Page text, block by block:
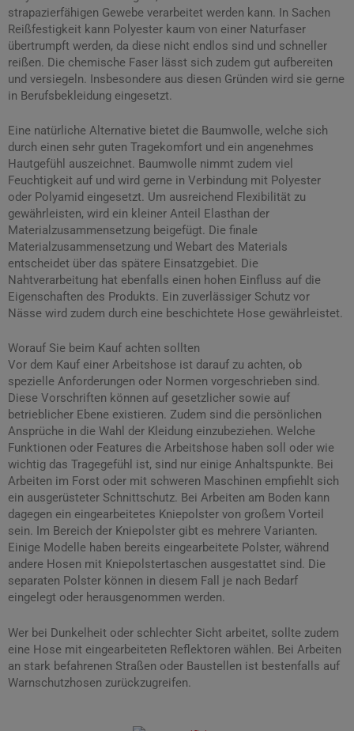
strapazierfähigen Gewebe verarbeitet werden kann. In Sachen
Reißfestigkeit kann Polyester kaum von einer Naturfaser
übertrumpft werden, da diese nicht endlos sind und schneller
reißen. Die chemische Faser lässt sich zudem gut aufbereiten
und versiegeln. Insbesondere aus diesen Gründen wird sie gerne
in Berufsbekleidung eingesetzt.
Eine natürliche Alternative bietet die Baumwolle, welche sich
durch einen sehr guten Tragekomfort und ein angenehmes
Hautgefühl auszeichnet. Baumwolle nimmt zudem viel
Feuchtigkeit auf und wird gerne in Verbindung mit Polyester
oder Polyamid eingesetzt. Um ausreichend Flexibilität zu
gewährleisten, wird ein kleiner Anteil Elasthan der
Materialzusammensetzung beigefügt. Die finale
Materialzusammensetzung und Webart des Materials
entscheidet über das spätere Einsatzgebiet. Die
Nahtverarbeitung hat ebenfalls einen hohen Einfluss auf die
Eigenschaften des Produkts. Ein zuverlässiger Schutz vor
Nässe wird zudem durch eine beschichtete Hose gewährleistet.
Worauf Sie beim Kauf achten sollten
Vor dem Kauf einer Arbeitshose ist darauf zu achten, ob
spezielle Anforderungen oder Normen vorgeschrieben sind.
Diese Vorschriften können auf gesetzlicher sowie auf
betrieblicher Ebene existieren. Zudem sind die persönlichen
Ansprüche in die Wahl der Kleidung einzubeziehen. Welche
Funktionen oder Features die Arbeitshose haben soll oder wie
wichtig das Tragegefühl ist, sind nur einige Anhaltspunkte. Bei
Arbeiten im Forst oder mit schweren Maschinen empfiehlt sich
ein ausgerüsteter Schnittschutz. Bei Arbeiten am Boden kann
dagegen ein eingearbeitetes Kniepolster von großem Vorteil
sein. Im Bereich der Kniepolster gibt es mehrere Varianten.
Einige Modelle haben bereits eingearbeitete Polster, während
andere Hosen mit Kniepolstertaschen ausgestattet sind. Die
separaten Polster können in diesem Fall je nach Bedarf
eingelegt oder herausgenommen werden.
Wer bei Dunkelheit oder schlechter Sicht arbeitet, sollte zudem
eine Hose mit eingearbeiteten Reflektoren wählen. Bei Arbeiten
an stark befahrenen Straßen oder Baustellen ist bestenfalls auf
Warnschutzhosen zurückzugreifen.